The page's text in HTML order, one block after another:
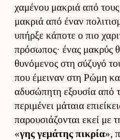
χαμένου μακριά από
μακριά από έναν
υπήρξε κάποτε ο πιο
πρόσωπος· ένας μακρύς
θυνόμενος στη σύζυγό
που έμει­ναν στη Ρώμη
αδυσώπητη εξου­σία από
περιμένει μάταια
παρου­σιάζονται εκεί με
«γης γεμάτης πικρία»,